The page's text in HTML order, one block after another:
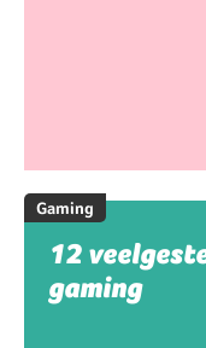
Gaming
12
gaming